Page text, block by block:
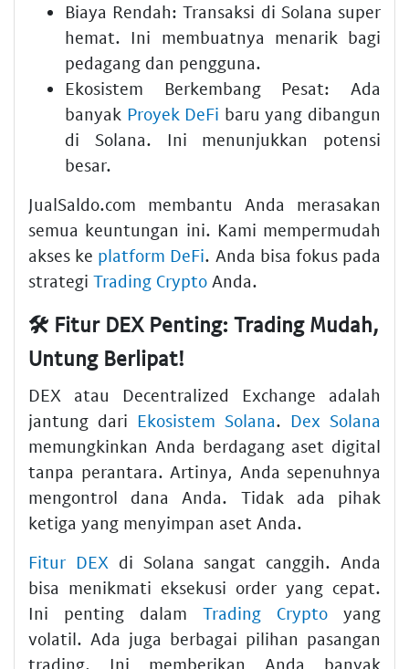
Biaya Rendah: Transaksi di Solana super
hemat. Ini membuatnya menarik bagi
pedagang dan pengguna.
Ekosistem Berkembang Pesat: Ada
banyak Proyek DeFi baru yang dibangun
di Solana. Ini menunjukkan potensi
besar.
JualSaldo.com membantu Anda merasakan
semua keuntungan ini. Kami mempermudah
akses ke platform DeFi. Anda bisa fokus pada
strategi Trading Crypto Anda.
🛠️ Fitur DEX Penting: Trading Mudah,
Untung Berlipat!
DEX atau Decentralized Exchange adalah
jantung dari Ekosistem Solana. Dex Solana
memungkinkan Anda berdagang aset digital
tanpa perantara. Artinya, Anda sepenuhnya
mengontrol dana Anda. Tidak ada pihak
ketiga yang menyimpan aset Anda.
Fitur DEX di Solana sangat canggih. Anda
bisa menikmati eksekusi order yang cepat.
Ini penting dalam Trading Crypto yang
volatil. Ada juga berbagai pilihan pasangan
trading. Ini memberikan Anda banyak